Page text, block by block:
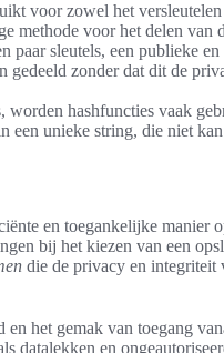
voor zowel het versleutelen
methode voor het delen van
paar sleutels, een publieke
zonder dat dit de
worden hashfuncties vaak
een unieke string, die niet
en toegankelijke manier
bij het kiezen van een
die de privacy en integriteit
het gemak van toegang
datalekken en